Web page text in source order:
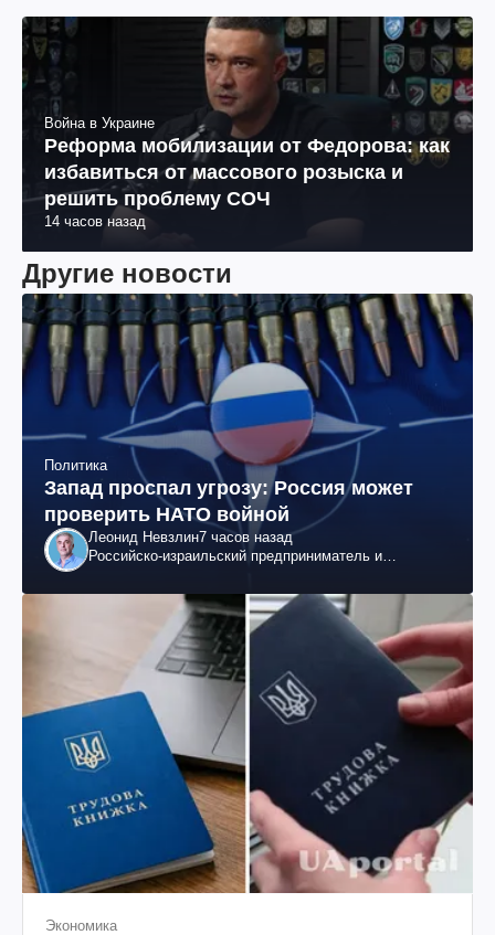
Война в Украине
Реформа мобилизации от Федорова: как
избавиться от массового розыска и
решить проблему СОЧ
14 часов назад
Другие новости
Политика
Запад проспал угрозу: Россия может
проверить НАТО войной
Леонид Невзлин7 часов назад
Российско-израильский предприниматель и
"ЮКОСа"
Экономика